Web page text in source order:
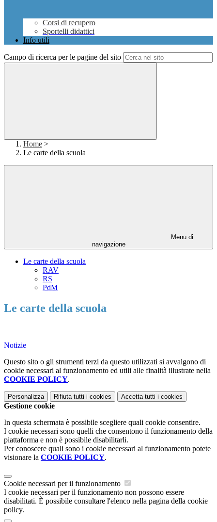
Corsi di recupero
Sportelli didattici
Info utili
Campo di ricerca per le pagine del sito
Home >
Le carte della scuola
Menu di
navigazione
Le carte della scuola
RAV
RS
PdM
Le carte della scuola
Notizie
Questo sito o gli strumenti terzi da questo utilizzati si avvalgono di
cookie necessari al funzionamento ed utili alle finalità illustrate nella
COOKIE POLICY.
Personalizza Rifiuta tutti i cookies Accetta tutti i cookies
Gestione cookie
In questa schermata è possibile scegliere quali cookie consentire.
I cookie necessari sono quelli che consentono il funzionamento della
piattaforma e non è possibile disabilitarli.
Per conoscere quali sono i cookie necessari al funzionamento potete
visionare la COOKIE POLICY.
Cookie necessari per il funzionamento
I cookie necessari per il funzionamento non possono essere
disabilitati. È possibile consultare l'elenco nella pagina della cookie
policy.